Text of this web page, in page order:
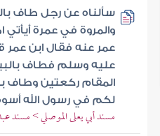
سألناه عن رجل طاف
والمروة في عمرة أيأتي
عمر عنه فقال ابن عمر
عليه وسلم فطاف
المقام ركعتين وطاف
لكم في رسول الله
مسند أبي يعلى الموصلي > مسند